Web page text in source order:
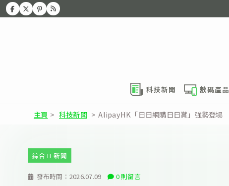
科技新聞 數碼產品
主頁 > 科技新聞 > AlipayHK「日日網購日日賞」強勢登場
發布時間： 2026.07.09 0 則留言
綜合 IT 新聞